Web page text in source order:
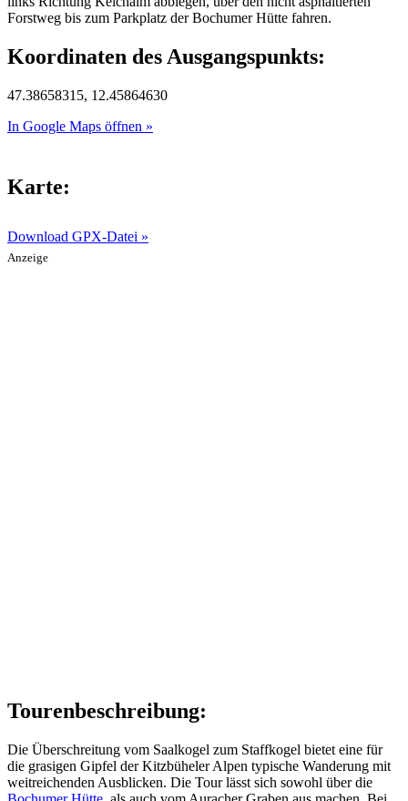
Forstweg bis zum Parkplatz der Bochumer Hütte fahren.
Koordinaten des Ausgangspunkts:
47.38658315, 12.45864630
In Google Maps öffnen »
Karte:
Download GPX-Datei »
Anzeige
Tourenbeschreibung:
Die Überschreitung vom Saalkogel zum Staffkogel bietet eine für
die grasigen Gipfel der Kitzbüheler Alpen typische Wanderung mit
weitreichenden Ausblicken. Die Tour lässt sich sowohl über die